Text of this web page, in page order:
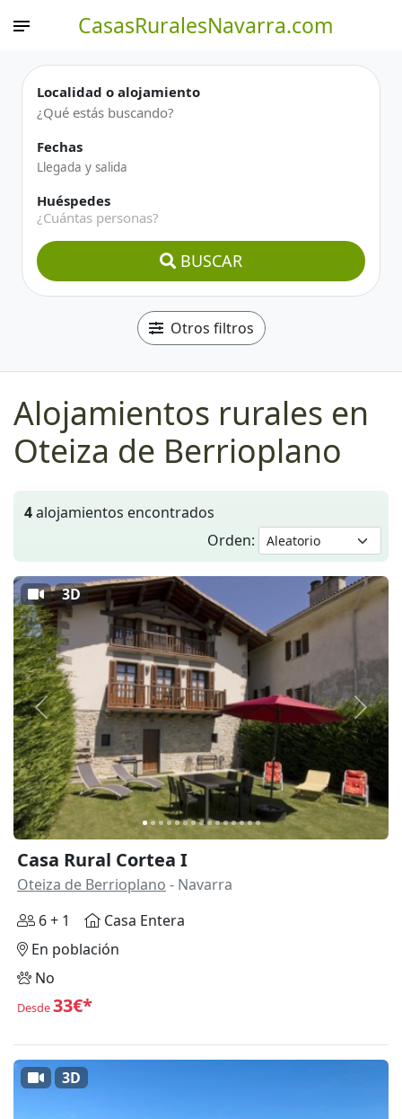
CasasRuralesNavarra.com
Localidad o alojamiento
Fechas
Huéspedes
¿Cuántas personas?
BUSCAR
Otros filtros
Alojamientos rurales en
Oteiza de Berrioplano
4alojamientos encontrados
Orden:
Anterior
3D
Casa Rural Cortea I
Oteiza de Berrioplano - Navarra
6 + 1
Casa Entera
En población
No
Desde33€*
3D